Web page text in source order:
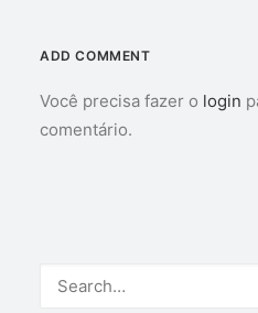
ADD COMMENT
Você precisa fazer o login
comentário.